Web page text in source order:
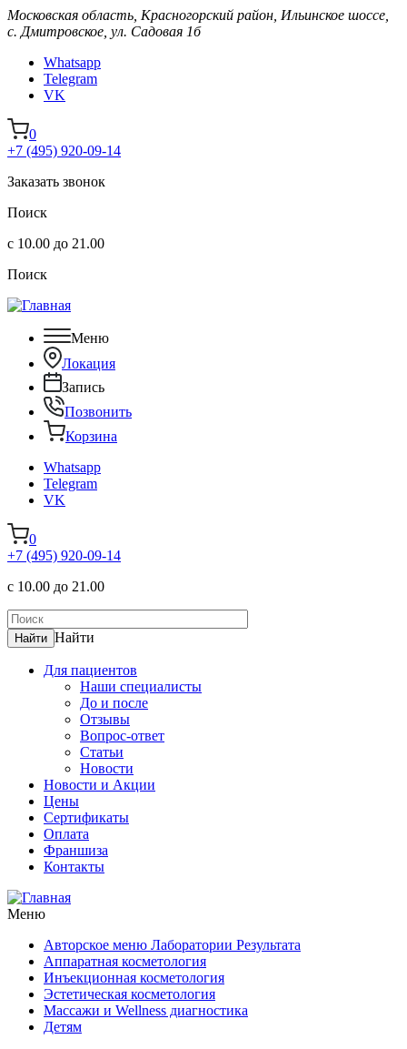
Московская область, Красногорский район, Ильинское шоссе,
с. Дмитровское, ул. Садовая 1б
Whatsapp
Telegram
VK
0
+7 (495) 920-09-14
Заказать звонок
Поиск
с 10.00 до 21.00
Поиск
Меню
Локация
Запись
Позвонить
Корзина
Whatsapp
Telegram
VK
0
+7 (495) 920-09-14
с 10.00 до 21.00
Найти
Для пациентов
Наши специалисты
До и после
Отзывы
Вопрос-ответ
Статьи
Новости
Новости и Акции
Цены
Сертификаты
Оплата
Франшиза
Контакты
Меню
Авторское меню Лаборатории Результата
Аппаратная косметология
Инъекционная косметология
Эстетическая косметология
Массажи и Wellness диагностика
Детям